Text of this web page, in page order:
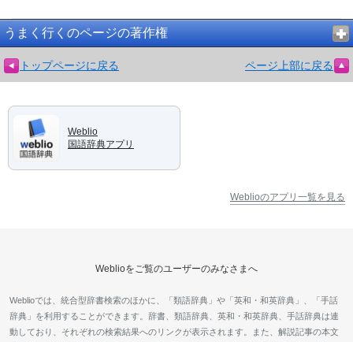
うまく行くのページの著作権
トップページに戻る ページ上部に戻る
Weblio
国語辞典アプリ
Weblioのアプリ一覧を見る
Weblioをご覧のユーザーのみなさまへ
Weblioでは、統合型辞書検索のほかに、「類語辞典」や「英和・和英辞典」、「手話
辞典」を利用することができます。辞書、類語辞典、英和・和英辞典、手話辞典は連
動しており、それぞれの検索結果へのリンクが表示されます。また、解説記事の本文